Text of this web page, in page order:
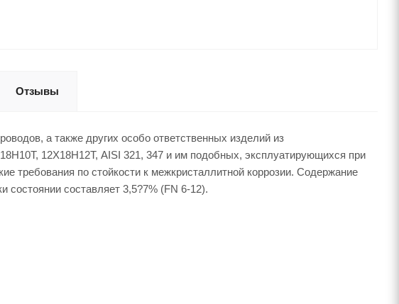
Отзывы
а также других особо ответственных изделий из
12Х18Н12Т, AISI 321, 347 и им подобных, эксплуатирующихся при
требования по стойкости к межкристаллитной коррозии. Содержание
составляет 3,5?7% (FN 6-12).